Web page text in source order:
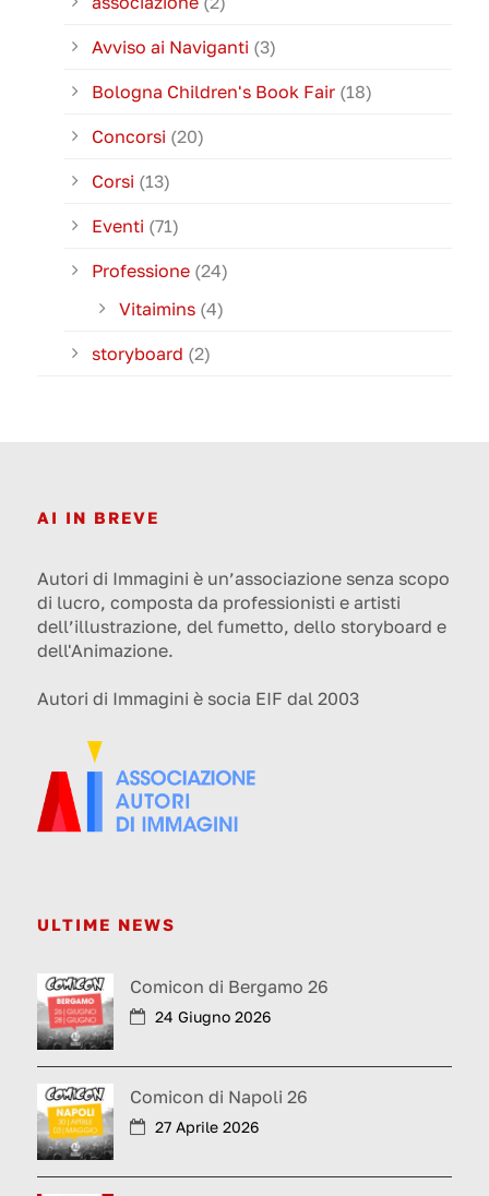
Avviso ai Naviganti (3)
Bologna Children's Book Fair (18)
Concorsi (20)
Corsi (13)
Eventi (71)
Professione (24)
Vitaimins (4)
storyboard (2)
AI IN BREVE
Autori di Immagini è un’associazione senza scopo
di lucro, composta da professionisti e artisti
dell’illustrazione, del fumetto, dello storyboard e
dell'Animazione.
Autori di Immagini è socia EIF dal 2003
ULTIME NEWS
Comicon di Bergamo 26
24 Giugno 2026
Comicon di Napoli 26
27 Aprile 2026